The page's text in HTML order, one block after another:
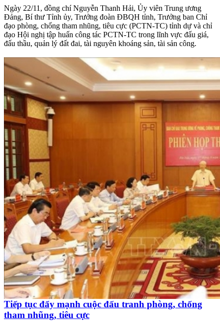
Ngày 22/11, đồng chí Nguyễn Thanh Hải, Ủy viên Trung ương
Đảng, Bí thư Tỉnh ủy, Trưởng đoàn ĐBQH tỉnh, Trưởng ban Chỉ
đạo phòng, chống tham nhũng, tiêu cực (PCTN-TC) tỉnh dự và chỉ
đạo Hội nghị tập huấn công tác PCTN-TC trong lĩnh vực đấu giá,
đấu thầu, quản lý đất đai, tài nguyên khoáng sản, tài sản công.
Tiếp tục đẩy mạnh cuộc đấu tranh phòng, chống
tham nhũng, tiêu cực